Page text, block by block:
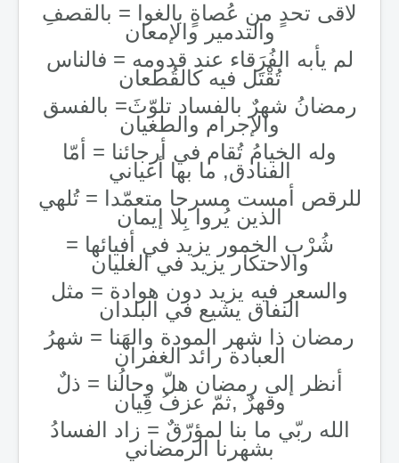
لاقى تحدٍ من عُصاةٍ بالغوا = بالقصفِ
والتدمير والإمعان
لم يأبه الفُرَقاء عند قدومه = فالناس
تُقْتَل فيه كالقُطعان
رمضانُ شهرٌ بالفساد تلوّثَ= بالفسق
والإجرام والطغيان
وله الخيامُ تُقام في أرجائنا = أمّا
الفنادق, ما بها أعياني
للرقص أمست مسرحا متعمّدا = تُلهي
الذين يُروا بِلا إيمان
شُرْب الخمور يزيد في أفيائها =
والاحتكار يزيد في الغليان
والسعر فيه يزيد دون هوادة = مثل
النفاق يشيع في البلدان
رمضان ذا شهر المودة والهَنا = شهرُ
العبادة رائد الغفران
أنظر إلى رمضان هلّ وحالُنا = ذلٌ
وقهرٌ ,ثمّ عزفُ قِيان
الله ربّي ما بنا لمؤرّقٌ = زاد الفسادُ
بشهرنا الرمضاني